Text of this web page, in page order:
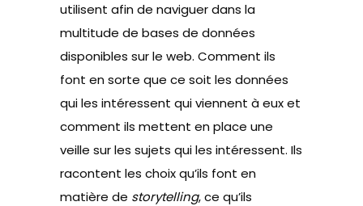
utilisent afin de naviguer dans la
multitude de bases de données
disponibles sur le web. Comment ils
font en sorte que ce soit les données
qui les intéressent qui viennent à eux et
comment ils mettent en place une
veille sur les sujets qui les intéressent. Ils
racontent les choix qu’ils font en
matière de storytelling, ce qu’ils